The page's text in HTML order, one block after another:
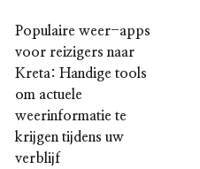
Populaire weer-apps
voor reizigers naar
Kreta: Handige tools
om actuele
weerinformatie te
krijgen tijdens uw
verblijf